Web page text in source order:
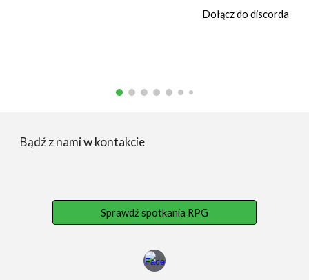
Dołącz do discorda
Bądź z nami w kontakcie
Sprawdź spotkania RPG